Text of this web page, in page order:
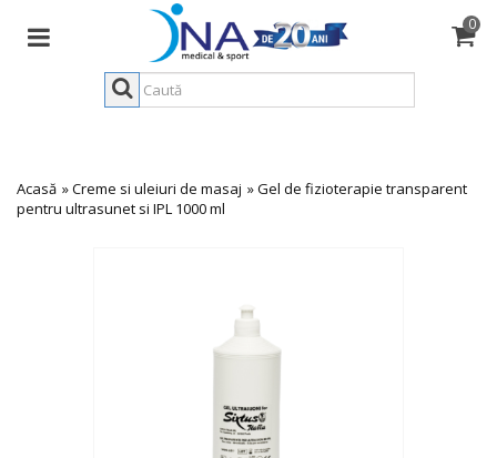
0
Acasă »Creme si uleiuri de masaj »Gel de fizioterapie transparent
pentru ultrasunet si IPL 1000 ml